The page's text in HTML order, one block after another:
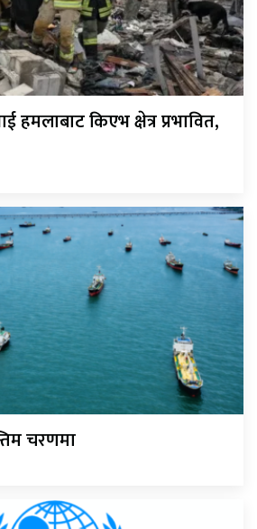
हमलाबाट किएभ क्षेत्र प्रभावित,
चरणमा